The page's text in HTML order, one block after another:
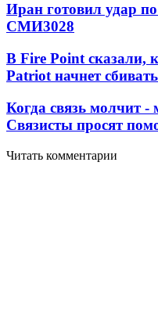
Иран готовил удар
СМИ3028
В Fire Point сказали,
Patriot начнет
Когда связь молчит -
Связисты просят
Читать комментарии